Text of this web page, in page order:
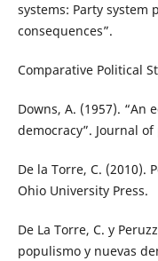
systems: Party system
consequences”.
Comparative Political
Downs, A. (1957). “An
democracy”. Journal
De la Torre, C. (2010).
Ohio University Press.
De La Torre, C. y
populismo y nuevas